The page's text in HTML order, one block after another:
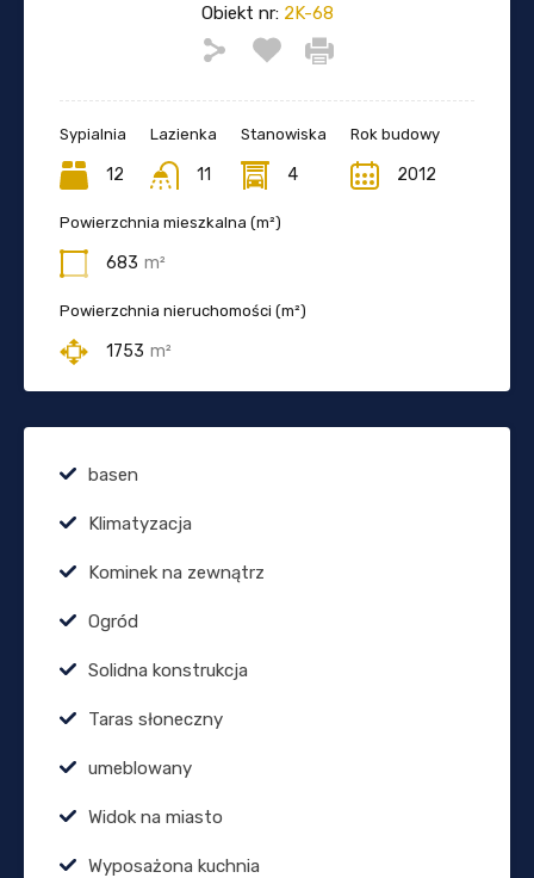
Obiekt nr:2K-68
Sypialnia
12
Lazienka
11
Stanowiska
4
Rok budowy
2012
Powierzchnia mieszkalna (m²)
683 m²
Powierzchnia nieruchomości (m²)
1753 m²
basen
Klimatyzacja
Kominek na zewnątrz
Ogród
Solidna konstrukcja
Taras słoneczny
umeblowany
Widok na miasto
Wyposażona kuchnia